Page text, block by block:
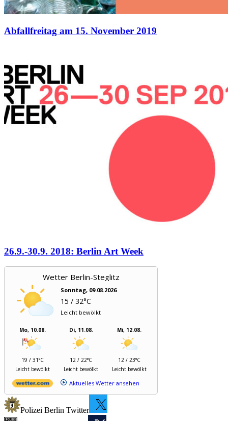
Abfallfreitag am 15. November 2019
26.9.-30.9. 2018: Berlin Art Week
Wetter Berlin-Steglitz
Sonntag, 09.08.2026
15 / 32°C
Leicht bewölkt
Mo, 10.08.
19 / 31°C
Leicht bewölkt
Di, 11.08.
12 / 22°C
Leicht bewölkt
Mi, 12.08.
12 / 23°C
Leicht bewölkt
Aktuelles Wetter ansehen
Polizei Berlin Twitter